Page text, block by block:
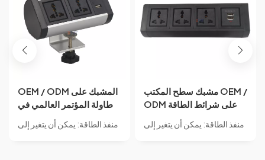
مشبك سطح المكتب OEM /
ODM على شرائط الطاقة
من النوع مع منافذ شاحن
USB مقبس طاقة ذكي /
منفذ الطاقة: يمكن أن يتغير إلى
OEM / ODM سطح المكتب
مكتب المشبك على الجدول
حافة الخيالة المكونات للأثاث
منفذ الطاقة: يمكن أن يتغير إلى